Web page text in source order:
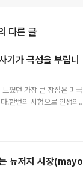
다른 글
기가 극성을 부립니
꼈던 가장 큰 장점은 미국
.한번의 시험으로 인생의
을 판단을하지 않을 뿐더
무상으로 해주는 경제적인